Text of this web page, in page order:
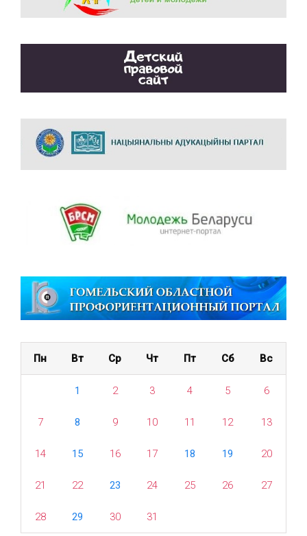
Пн Вт Ср Чт Пт Сб Вс
1 2 3 4 5 6
7 8 9 10 11 12 13
14 15 16 17 18 19 20
21 22 23 24 25 26 27
28 29 30 31